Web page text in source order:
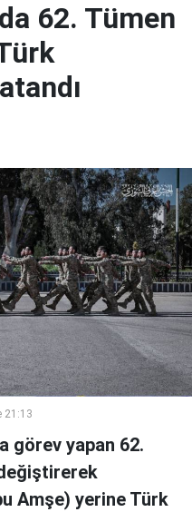
62. Tümen
21:13
görev yapan 62.
Amşe) yerine Türk